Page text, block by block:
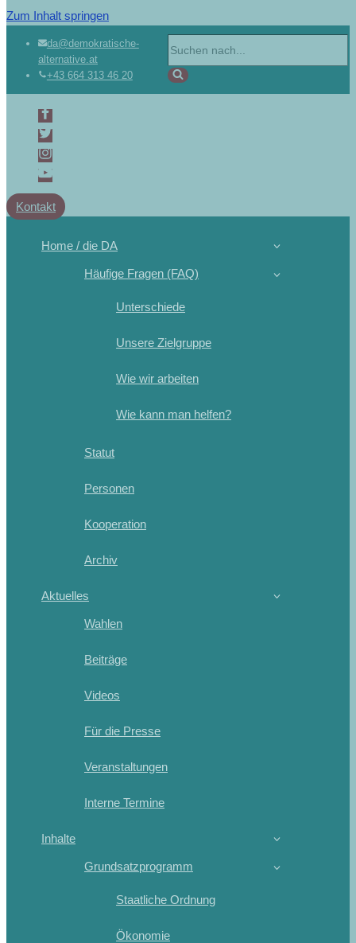
Zum Inhalt springen
da@demokratische-
alternative.at
+43 664 313 46 20
Kontakt
Home / die DA
Häufige Fragen (FAQ)
Unterschiede
Unsere Zielgruppe
Wie wir arbeiten
Wie kann man helfen?
Statut
Personen
Kooperation
Archiv
Aktuelles
Wahlen
Beiträge
Videos
Für die Presse
Veranstaltungen
Interne Termine
Inhalte
Grundsatzprogramm
Staatliche Ordnung
Ökonomie